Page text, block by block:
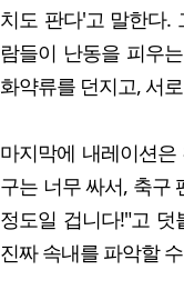
치도 판다'고 말한다.
람들이 난동을 피우
화약류를 던지고, 서
마지막에 내레이션
구는 너무 싸서, 축구
정도일 겁니다!"고
진짜 속내를 파악할